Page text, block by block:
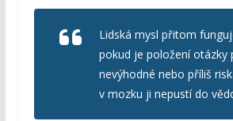
Lidská mysl přitom
pokud je položení otázky
nevýhodné nebo příliš
v mozku ji nepustí do